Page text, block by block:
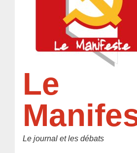
Le
Le journal et les débats